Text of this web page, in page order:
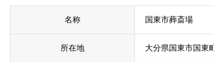
名称 国東市葬斎場
所在地 大分県国東市国東町